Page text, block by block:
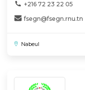
+216 72 23 22 05
fsegn@fsegn.rnu.tn
Nabeul